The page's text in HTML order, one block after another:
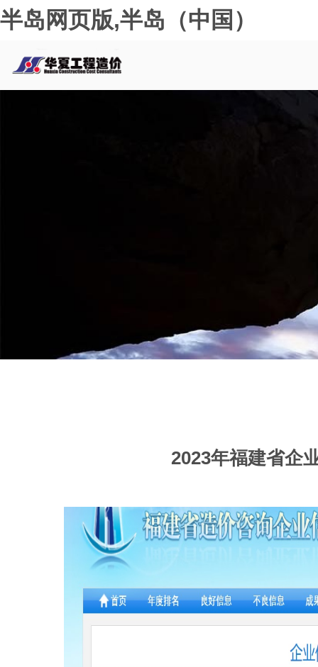
半岛网页版,半岛（中国）
2023年福建省企